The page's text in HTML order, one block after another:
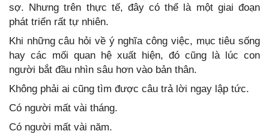
sợ. Nhưng trên thực tế, đây có thể là một giai đoạn
phát triển rất tự nhiên.
Khi những câu hỏi về ý nghĩa công việc, mục tiêu sống
hay các mối quan hệ xuất hiện, đó cũng là lúc con
người bắt đầu nhìn sâu hơn vào bản thân.
Không phải ai cũng tìm được câu trả lời ngay lập tức.
Có người mất vài tháng.
Có người mất vài năm.